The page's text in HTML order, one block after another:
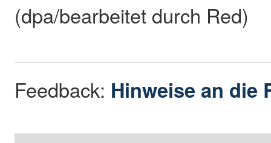
(dpa/bearbeitet durch Red)
Feedback: Hinweise an die